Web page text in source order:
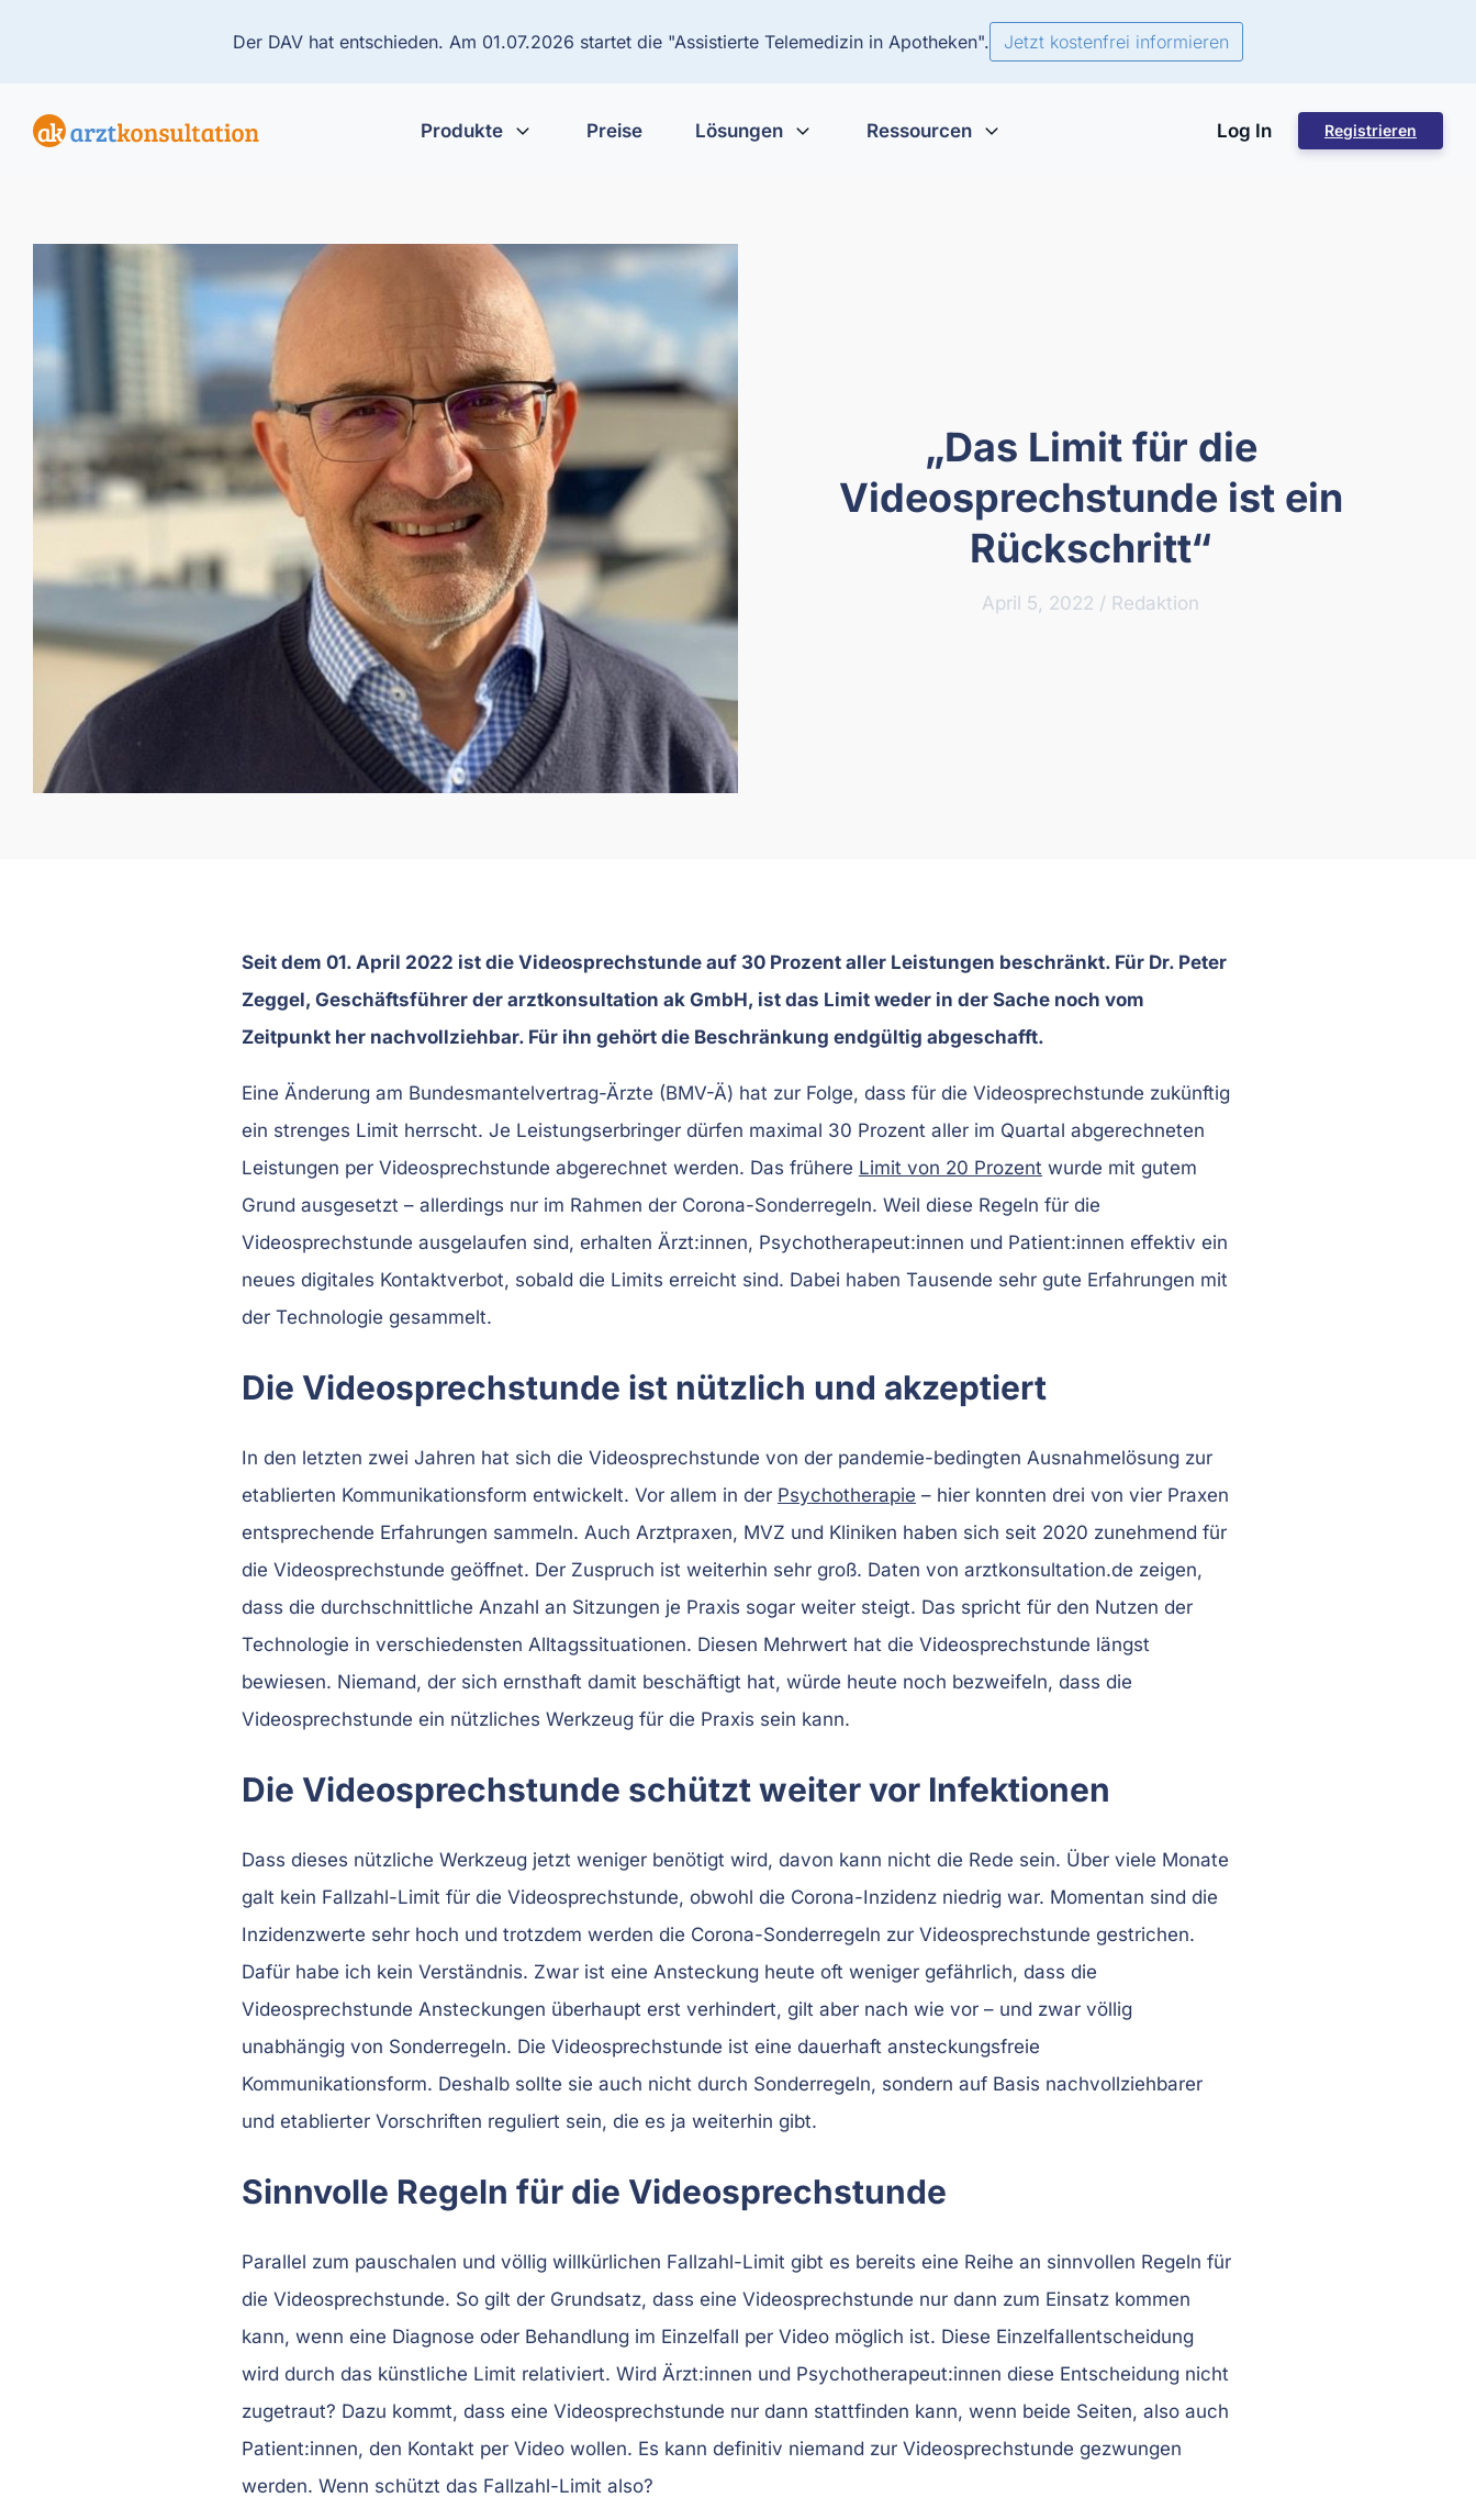
Der DAV hat entschieden. Am 01.07.2026 startet die "Assistierte Telemedizin in Apotheken". Jetzt kostenfrei informieren
Produkte Preise Lösungen Ressourcen Log In Registrieren
„Das Limit für die
Videosprechstunde ist ein
Rückschritt“
April 5, 2022 / Redaktion
Seit dem 01. April 2022 ist die Videosprechstunde auf 30 Prozent aller Leistungen beschränkt. Für Dr. Peter
Zeggel, Geschäftsführer der arztkonsultation ak GmbH, ist das Limit weder in der Sache noch vom
Zeitpunkt her nachvollziehbar. Für ihn gehört die Beschränkung endgültig abgeschafft.
Eine Änderung am Bundesmantelvertrag-Ärzte (BMV-Ä) hat zur Folge, dass für die Videosprechstunde zukünftig
ein strenges Limit herrscht. Je Leistungserbringer dürfen maximal 30 Prozent aller im Quartal abgerechneten
Leistungen per Videosprechstunde abgerechnet werden. Das frühere Limit von 20 Prozent wurde mit gutem
Grund ausgesetzt – allerdings nur im Rahmen der Corona-Sonderregeln. Weil diese Regeln für die
Videosprechstunde ausgelaufen sind, erhalten Ärzt:innen, Psychotherapeut:innen und Patient:innen effektiv ein
neues digitales Kontaktverbot, sobald die Limits erreicht sind. Dabei haben Tausende sehr gute Erfahrungen mit
der Technologie gesammelt.
Die Videosprechstunde ist nützlich und akzeptiert
In den letzten zwei Jahren hat sich die Videosprechstunde von der pandemie-bedingten Ausnahmelösung zur
etablierten Kommunikationsform entwickelt. Vor allem in der Psychotherapie – hier konnten drei von vier Praxen
entsprechende Erfahrungen sammeln. Auch Arztpraxen, MVZ und Kliniken haben sich seit 2020 zunehmend für
die Videosprechstunde geöffnet. Der Zuspruch ist weiterhin sehr groß. Daten von arztkonsultation.de zeigen,
dass die durchschnittliche Anzahl an Sitzungen je Praxis sogar weiter steigt. Das spricht für den Nutzen der
Technologie in verschiedensten Alltagssituationen. Diesen Mehrwert hat die Videosprechstunde längst
bewiesen. Niemand, der sich ernsthaft damit beschäftigt hat, würde heute noch bezweifeln, dass die
Videosprechstunde ein nützliches Werkzeug für die Praxis sein kann.
Die Videosprechstunde schützt weiter vor Infektionen
Dass dieses nützliche Werkzeug jetzt weniger benötigt wird, davon kann nicht die Rede sein. Über viele Monate
galt kein Fallzahl-Limit für die Videosprechstunde, obwohl die Corona-Inzidenz niedrig war. Momentan sind die
Inzidenzwerte sehr hoch und trotzdem werden die Corona-Sonderregeln zur Videosprechstunde gestrichen.
Dafür habe ich kein Verständnis. Zwar ist eine Ansteckung heute oft weniger gefährlich, dass die
Videosprechstunde Ansteckungen überhaupt erst verhindert, gilt aber nach wie vor – und zwar völlig
unabhängig von Sonderregeln. Die Videosprechstunde ist eine dauerhaft ansteckungsfreie
Kommunikationsform. Deshalb sollte sie auch nicht durch Sonderregeln, sondern auf Basis nachvollziehbarer
und etablierter Vorschriften reguliert sein, die es ja weiterhin gibt.
Sinnvolle Regeln für die Videosprechstunde
Parallel zum pauschalen und völlig willkürlichen Fallzahl-Limit gibt es bereits eine Reihe an sinnvollen Regeln für
die Videosprechstunde. So gilt der Grundsatz, dass eine Videosprechstunde nur dann zum Einsatz kommen
kann, wenn eine Diagnose oder Behandlung im Einzelfall per Video möglich ist. Diese Einzelfallentscheidung
wird durch das künstliche Limit relativiert. Wird Ärzt:innen und Psychotherapeut:innen diese Entscheidung nicht
zugetraut? Dazu kommt, dass eine Videosprechstunde nur dann stattfinden kann, wenn beide Seiten, also auch
Patient:innen, den Kontakt per Video wollen. Es kann definitiv niemand zur Videosprechstunde gezwungen
werden. Wenn schützt das Fallzahl-Limit also?